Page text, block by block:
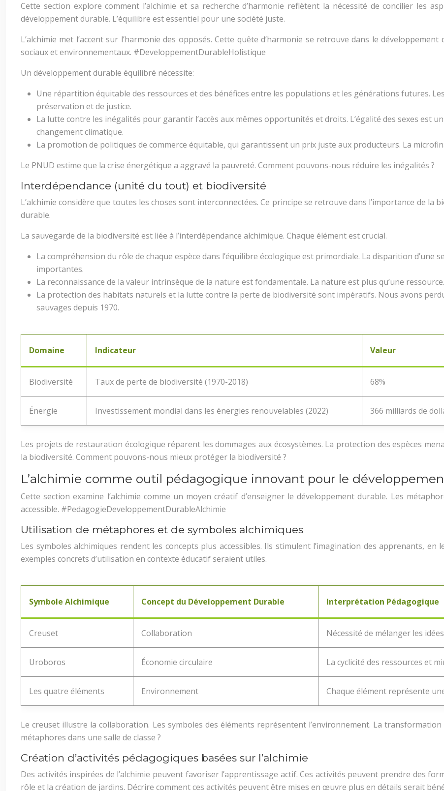
Cette section explore comment l’alchimie et sa recherche d’harmonie reflètent la nécessité de concilier les
développement durable. L’équilibre est essentiel pour une société juste.
L’alchimie met l’accent sur l’harmonie des opposés. Cette quête d’harmonie se retrouve dans le
sociaux et environnementaux. #DeveloppementDurableHolistique
Un développement durable équilibré nécessite:
Une répartition équitable des ressources et des bénéfices entre les populations et les générations futures.
préservation et de justice.
La lutte contre les inégalités pour garantir l’accès aux mêmes opportunités et droits. L’égalité des sexes est
changement climatique.
La promotion de politiques de commerce équitable, qui garantissent un prix juste aux producteurs. La
Le PNUD estime que la crise énergétique a aggravé la pauvreté. Comment pouvons-nous réduire les inégalités ?
Interdépendance (unité du tout) et biodiversité
L’alchimie considère que toutes les choses sont interconnectées. Ce principe se retrouve dans l’importance de la
durable.
La sauvegarde de la biodiversité est liée à l’interdépendance alchimique. Chaque élément est crucial.
La compréhension du rôle de chaque espèce dans l’équilibre écologique est primordiale. La disparition d’une
importantes.
La reconnaissance de la valeur intrinsèque de la nature est fondamentale. La nature est plus qu’une ressource.
La protection des habitats naturels et la lutte contre la perte de biodiversité sont impératifs. Nous avons
sauvages depuis 1970.
Domaine Indicateur Valeur
Biodiversité Taux de perte de biodiversité (1970-2018) 68%
Énergie Investissement mondial dans les énergies renouvelables (2022) 366 milliards de
Les projets de restauration écologique réparent les dommages aux écosystèmes. La protection des espèces
la biodiversité. Comment pouvons-nous mieux protéger la biodiversité ?
L’alchimie comme outil pédagogique innovant pour le
Cette section examine l’alchimie comme un moyen créatif d’enseigner le développement durable. Les
accessible. #PedagogieDeveloppementDurableAlchimie
Utilisation de métaphores et de symboles alchimiques
Les symboles alchimiques rendent les concepts plus accessibles. Ils stimulent l’imagination des apprenants,
exemples concrets d’utilisation en contexte éducatif seraient utiles.
Symbole Alchimique Concept du Développement Durable Interprétation Pédagogique
Creuset Collaboration Nécessité de mélanger les
Uroboros Économie circulaire La cyclicité des ressources et
Les quatre éléments Environnement Chaque élément représente
Le creuset illustre la collaboration. Les symboles des éléments représentent l’environnement. La
métaphores dans une salle de classe ?
Création d’activités pédagogiques basées sur l’alchimie
Des activités inspirées de l’alchimie peuvent favoriser l’apprentissage actif. Ces activités peuvent prendre des
rôle et la création de jardins. Décrire comment ces activités peuvent être mises en œuvre plus en détails serait